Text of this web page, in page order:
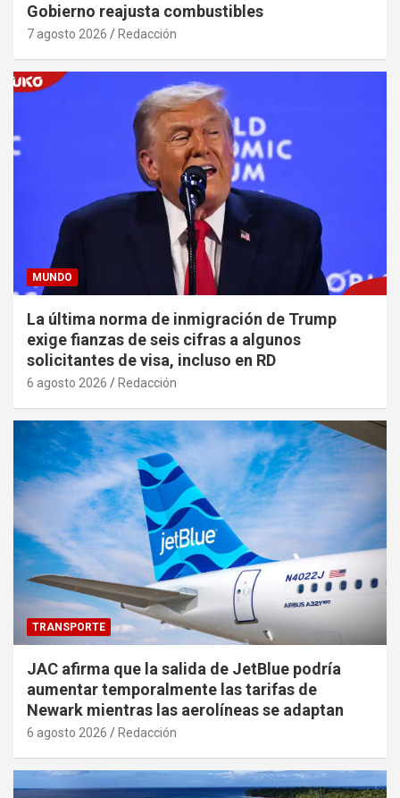
Gobierno reajusta combustibles
7 agosto 2026 Redacción
MUNDO
La última norma de inmigración de Trump
exige fianzas de seis cifras a algunos
solicitantes de visa, incluso en RD
6 agosto 2026 Redacción
TRANSPORTE
JAC afirma que la salida de JetBlue podría
aumentar temporalmente las tarifas de
Newark mientras las aerolíneas se adaptan
6 agosto 2026 Redacción